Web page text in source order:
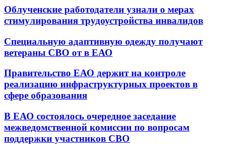
Облученские работодатели узнали о мерах
стимулирования трудоустройства инвалидов
Специальную адаптивную одежду получают
ветераны СВО от в ЕАО
Правительство ЕАО держит на контроле
реализацию инфраструктурных проектов в
сфере образования
В ЕАО состоялось очередное заседание
межведомственной комиссии по вопросам
поддержки участников СВО